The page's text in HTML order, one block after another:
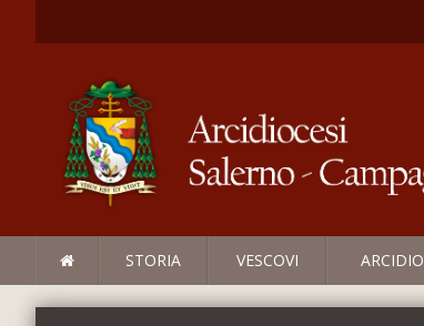
STORIA VESCOVI